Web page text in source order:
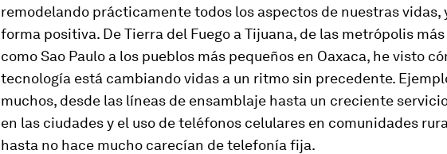
remodelando prácticamente todos los aspectos de nuestras vidas,
forma positiva. De Tierra del Fuego a Tijuana, de las metrópolis
como Sao Paulo a los pueblos más pequeños en Oaxaca, he visto
tecnología está cambiando vidas a un ritmo sin precedente.
muchos, desde las líneas de ensamblaje hasta un creciente
en las ciudades y el uso de teléfonos celulares en comunidades
hasta no hace mucho carecían de telefonía fija.